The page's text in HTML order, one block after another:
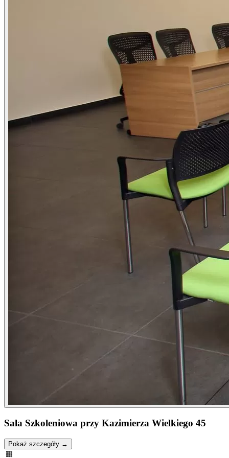
Sala Szkoleniowa przy Kazimierza Wielkiego 45
Pokaż szczegóły →